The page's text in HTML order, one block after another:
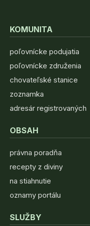
KOMUNITA
poľovnícke podujatia
poľovnícke združenia
chovateľské stanice
zoznamka
adresár registrovaných
OBSAH
právna poradňa
recepty z diviny
na stiahnutie
oznamy portálu
SLUŽBY